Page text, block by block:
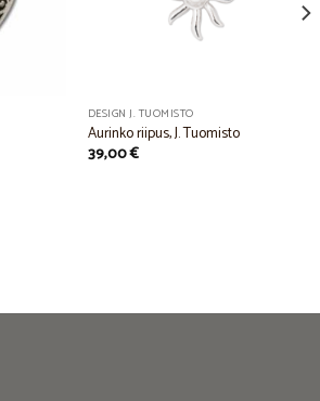
DESIGN J. TUOMISTO
Aurinko riipus, J. Tuomisto
39,00€